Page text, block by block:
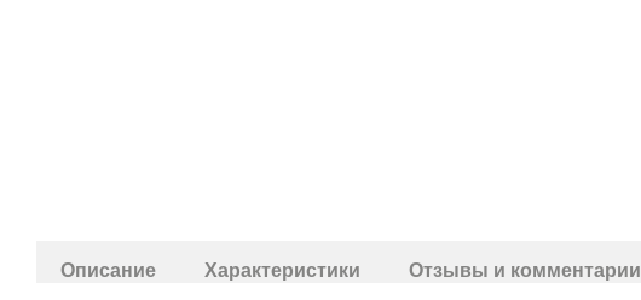
Описание Характеристики Отзывы и комментарии